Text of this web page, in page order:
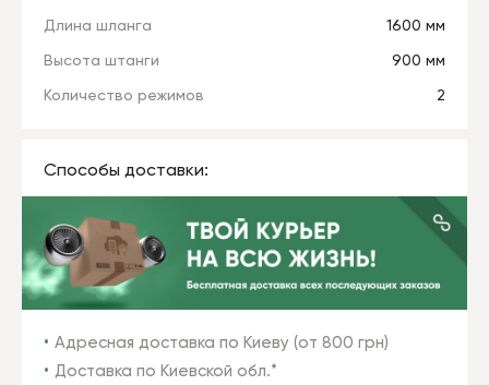
Длина шланга 1600 мм
Высота штанги 900 мм
Количество режимов 2
Способы доставки:
Адресная доставка по Киеву (от 800 грн)
Доставка по Киевской обл.*